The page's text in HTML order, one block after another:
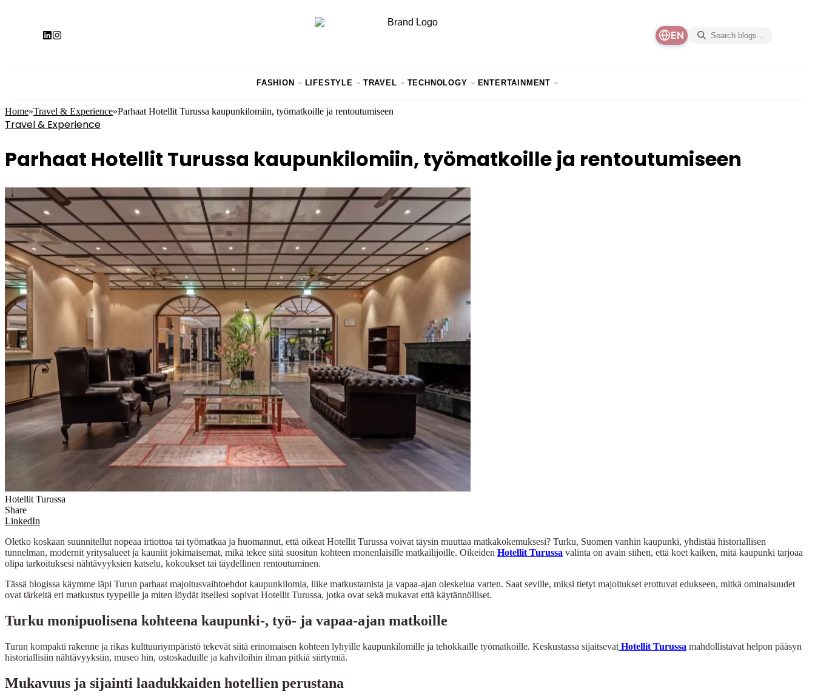
EN
FASHION LIFESTYLE TRAVEL TECHNOLOGY ENTERTAINMENT
Home»Travel & Experience»Parhaat Hotellit Turussa kaupunkilomiin, työmatkoille ja rentoutumiseen
Travel & Experience
Parhaat Hotellit Turussa kaupunkilomiin, työmatkoille ja rentoutumiseen
Hotellit Turussa
Share
LinkedIn
Oletko koskaan suunnitellut nopeaa irtiottoa tai työmatkaa ja huomannut, että oikeat Hotellit Turussa voivat täysin muuttaa matkakokemuksesi? Turku, Suomen vanhin kaupunki, yhdistää historiallisen
tunnelman, modernit yritysalueet ja kauniit jokimaisemat, mikä tekee siitä suositun kohteen monenlaisille matkailijoille. Oikeiden Hotellit Turussa valinta on avain siihen, että koet kaiken, mitä kaupunki tarjoaa
olipa tarkoituksesi nähtävyyksien katselu, kokoukset tai täydellinen rentoutuminen.
Tässä blogissa käymme läpi Turun parhaat majoitusvaihtoehdot kaupunkilomia, liike matkustamista ja vapaa-ajan oleskelua varten. Saat seville, miksi tietyt majoitukset erottuvat edukseen, mitkä ominaisuudet
ovat tärkeitä eri matkustus tyypeille ja miten löydät itsellesi sopivat Hotellit Turussa, jotka ovat sekä mukavat että käytännölliset.
Turku monipuolisena kohteena kaupunki-, työ- ja vapaa-ajan matkoille
Turun kompakti rakenne ja rikas kulttuuriympäristö tekevät siitä erinomaisen kohteen lyhyille kaupunkilomille ja tehokkaille työmatkoille. Keskustassa sijaitsevat Hotellit Turussa mahdollistavat helpon pääsyn
historiallisiin nähtävyyksiin, museo hin, ostoskaduille ja kahviloihin ilman pitkiä siirtymiä.
Mukavuus ja sijainti laadukkaiden hotellien perustana